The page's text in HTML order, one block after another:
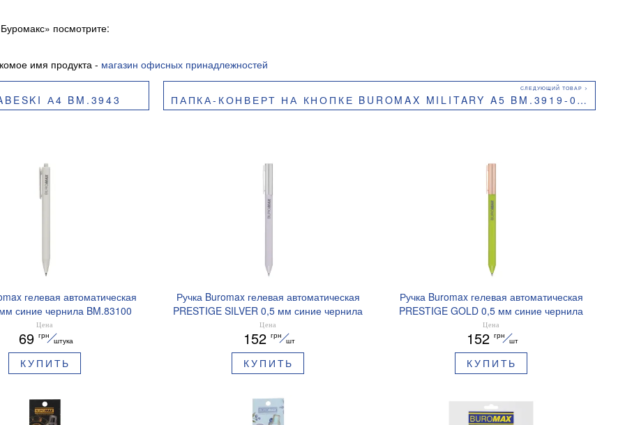
посмотрите:
имя продукта - магазин офисных принадлежностей
А4 BM.3943 ПАПКА-КОНВЕРТ НА КНОПКЕ BUROMAX MILITARY A5 BM.3919-04 ПЛАСТИК
гелевая автоматическая
синие чернила BM.83100
Цена
69 грн
штука
КУПИТЬ
Ручка Buromax гелевая автоматическая
PRESTIGE SILVER 0,5 мм синие чернила
BM.83102
Цена
152 грн
шт
КУПИТЬ
Ручка Buromax гелевая автоматическая
PRESTIGE GOLD 0,5 мм синие чернила
BM.83101
Цена
152 грн
шт
КУПИТЬ